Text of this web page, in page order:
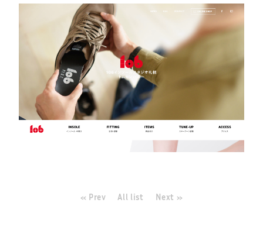
« Prev All list Next »